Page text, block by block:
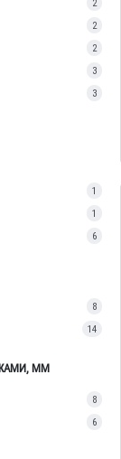
2
2
2
3
3
1
1
6
8
14
ММ
8
6